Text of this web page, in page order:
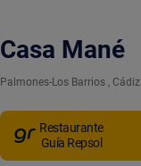
Casa Mané
Palmones-Los Barrios , Cádiz
Restaurante
Guía Repsol